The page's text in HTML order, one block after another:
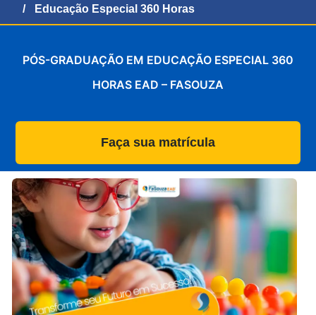
Educação Especial 360 Horas
PÓS-GRADUAÇÃO EM EDUCAÇÃO ESPECIAL 360
HORAS EAD – FASOUZA
Faça sua matrícula